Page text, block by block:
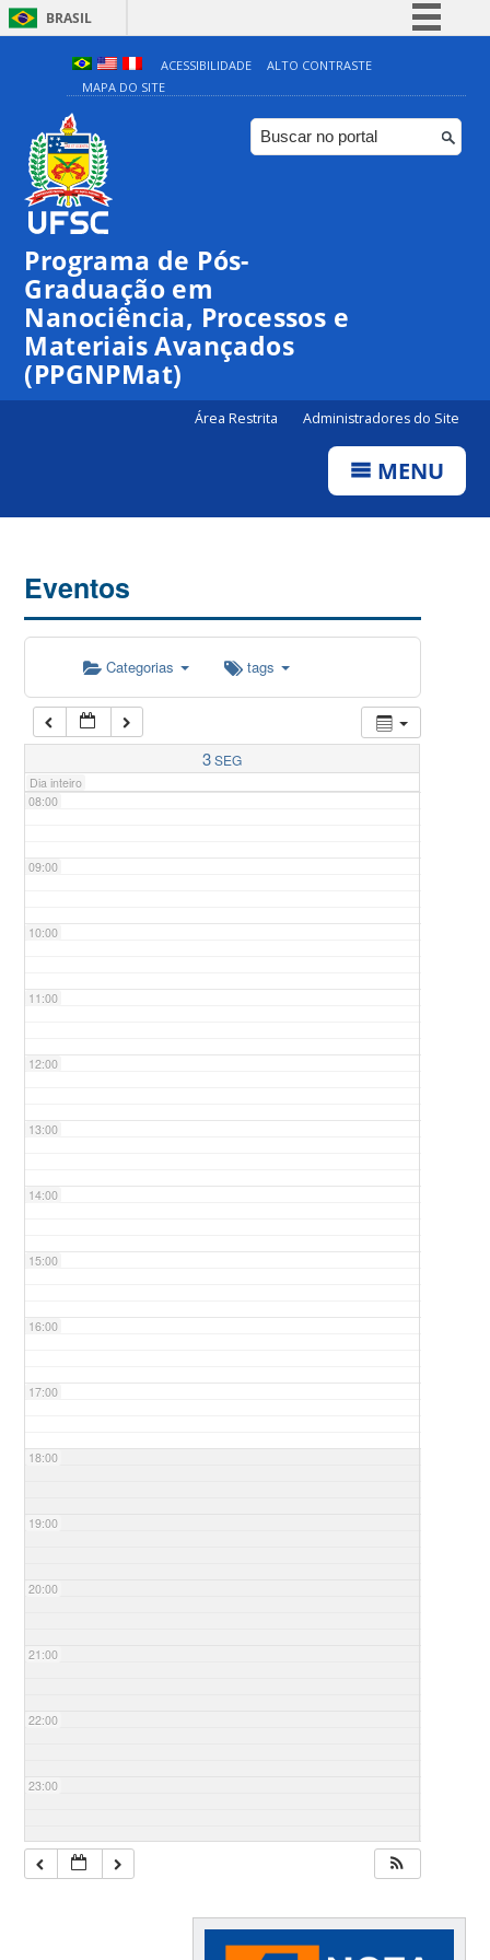
BRASIL
Simplifique!
Comunica BR
Participe
ACESSIBILIDADE
ALTO CONTRASTE
MAPA DO SITE
Programa de Pós-
Graduação em
Nanociência, Processos e
Materiais Avançados
(PPGNPMat)
Área Restrita Administradores do Site
MENU
Eventos
Categorias tags
3SEG
Dia inteiro
01:00
07:00
08:00
09:00
10:00
11:00
12:00
13:00
14:00
15:00
16:00
17:00
18:00
19:00
20:00
21:00
22:00
23:00